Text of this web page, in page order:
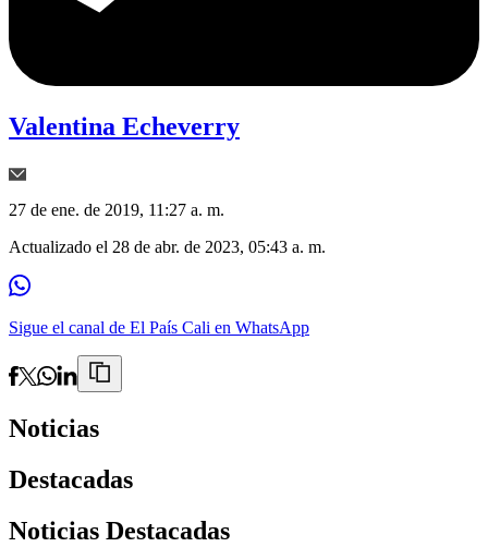
Valentina Echeverry
27 de ene. de 2019, 11:27 a. m.
Actualizado el 28 de abr. de 2023, 05:43 a. m.
Sigue el canal de El País Cali en WhatsApp
Noticias
Destacadas
Noticias Destacadas